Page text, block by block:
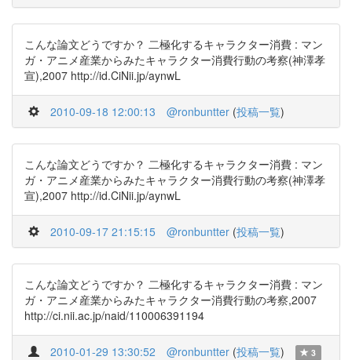
こんな論文どうですか？ 二極化するキャラクター消費 : マン
ガ・アニメ産業からみたキャラクター消費行動の考察(神澤孝
宣),2007 http://id.CiNii.jp/aynwL
2010-09-18 12:00:13 @ronbuntter (投稿一覧)
こんな論文どうですか？ 二極化するキャラクター消費 : マン
ガ・アニメ産業からみたキャラクター消費行動の考察(神澤孝
宣),2007 http://id.CiNii.jp/aynwL
2010-09-17 21:15:15 @ronbuntter (投稿一覧)
こんな論文どうですか？ 二極化するキャラクター消費 : マン
ガ・アニメ産業からみたキャラクター消費行動の考察,2007
http://ci.nii.ac.jp/naid/110006391194
2010-01-29 13:30:52 @ronbuntter (投稿一覧) 3